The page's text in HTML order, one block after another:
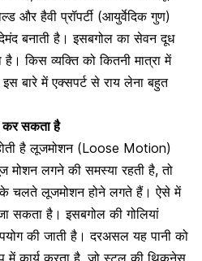
और हैवी प्रॉपर्टी (आयुर्वेदिक गुण)
बनाती है। इसबगोल का सेवन दूध
किस व्यक्ति को कितनी मात्रा में
बारे में एक्सपर्ट से राय लेना बहुत
कर सकता है
है लूजमोशन (Loose Motion)
मोशन लगने की समस्या रहती है, तो
के चलते लूजमोशन होने लगते हैं। ऐसे में
जा सकता है।इसबगोल की गोलियां
की जाती है। दरअसल यह पानी को